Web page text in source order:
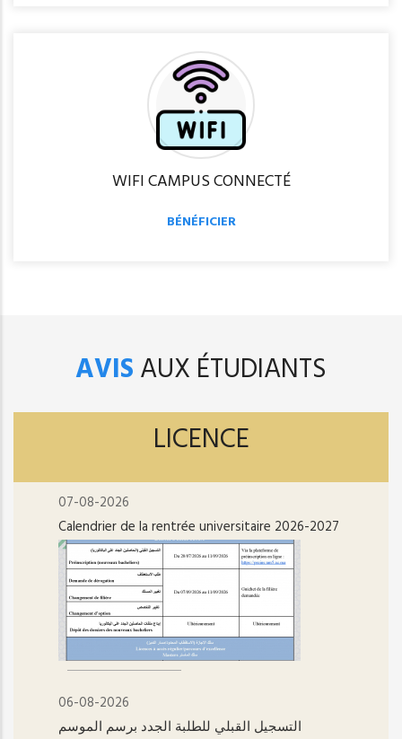
WIFI CAMPUS CONNECTÉ
BÉNÉFICIER
AVISAUX ÉTUDIANTS
LICENCE
07-08-2026
Calendrier de la rentrée universitaire 2026-2027
06-08-2026
التسجيل القبلي للطلبة الجدد برسم الموسم